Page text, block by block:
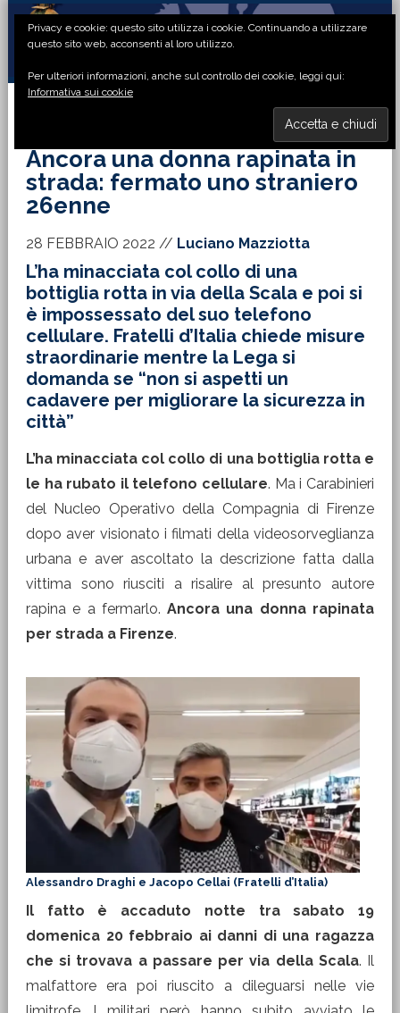
Passa
primaria
Passa
principale
Passa
laterale
Passa
di
Ancora una donna rapinata in
strada: fermato uno straniero
26enne
28 FEBBRAIO 2022 // Luciano Mazziotta
L’ha minacciata col collo di una
bottiglia rotta in via della Scala e poi si
è impossessato del suo telefono
cellulare. Fratelli d’Italia chiede misure
straordinarie mentre la Lega si
domanda se “non si aspetti un
cadavere per migliorare la sicurezza in
città”
L’ha minacciata col collo di una bottiglia rotta e
le ha rubato il telefono cellulare. Ma i Carabinieri
del Nucleo Operativo della Compagnia di Firenze
dopo aver visionato i filmati della videosorveglianza
urbana e aver ascoltato la descrizione fatta dalla
vittima sono riusciti a risalire al presunto autore
rapina e a fermarlo.Ancora una donna rapinata
per strada a Firenze.
Alessandro Draghi e Jacopo Cellai (Fratelli d’Italia)
Il fatto è accaduto notte tra sabato 19
domenica 20 febbraio ai danni di una ragazza
che si trovava a passare per via della Scala. Il
malfattore era poi riuscito a dileguarsi nelle vie
Privacy e cookie: questo sito utilizza i cookie. Continuando a utilizzare
questo sito web, acconsenti al loro utilizzo.
Per ulteriori informazioni, anche sul controllo dei cookie, leggi qui:
Informativa sui cookie